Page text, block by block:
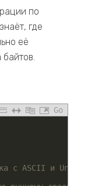
по
где
её
байтов.
Go
с ASCII и